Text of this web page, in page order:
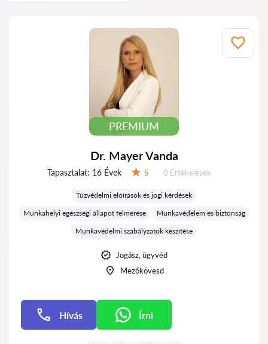
PREMIUM
Dr. Mayer Vanda
Tapasztalat: 16 Évek 5 Értékelések:
0 Értékelések
Tűzvédelmi előírások és jogi kérdések
Munkahelyi egészségi állapot felmérése
Munkavédelem és biztonság
Munkavédelmi szabályzatok készítése
Jogász, ügyvéd
Mezőkövesd
Hívás Írni